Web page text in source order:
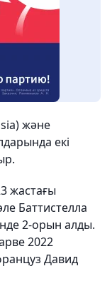
және
екі
жастағы
Баттистелла
2-орын алды.
2022
Давид